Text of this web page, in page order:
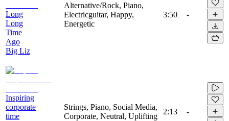
Long
Long
Time
Ago
Big Liz
Alternative/Rock, Piano,
Electricguitar, Happy,
Energetic
3:50 -
Inspiring
corporate
time
Strings, Piano, Social Media,
Corporate, Neutral, Uplifting
2:13 -